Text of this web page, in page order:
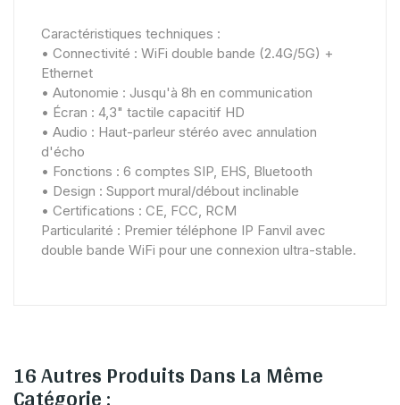
Caractéristiques techniques :
• Connectivité : WiFi double bande (2.4G/5G) +
Ethernet
• Autonomie : Jusqu'à 8h en communication
• Écran : 4,3" tactile capacitif HD
• Audio : Haut-parleur stéréo avec annulation
d'écho
• Fonctions : 6 comptes SIP, EHS, Bluetooth
• Design : Support mural/débout inclinable
• Certifications : CE, FCC, RCM
Particularité : Premier téléphone IP Fanvil avec
double bande WiFi pour une connexion ultra-stable.
16 Autres Produits Dans La Même